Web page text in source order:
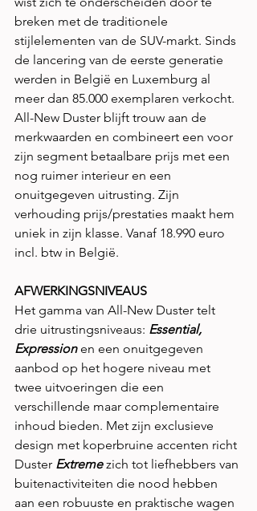
breken met de traditionele
stijlelementen van de SUV-markt. Sinds
de lancering van de eerste generatie
werden in België en Luxemburg al
meer dan 85.000 exemplaren verkocht.
All-New Duster blijft trouw aan de
merkwaarden en combineert een voor
zijn segment betaalbare prijs met een
nog ruimer interieur en een
onuitgegeven uitrusting. Zijn
verhouding prijs/prestaties maakt hem
uniek in zijn klasse. Vanaf 18.990 euro
incl. btw in België.
AFWERKINGSNIVEAUS
Het gamma van All-New Duster telt
drie uitrustingsniveaus: Essential,
Expression en een onuitgegeven
aanbod op het hogere niveau met
twee uitvoeringen die een
verschillende maar complementaire
inhoud bieden. Met zijn exclusieve
design met koperbruine accenten richt
Duster Extreme zich tot liefhebbers van
buitenactiviteiten die nood hebben
aan een robuuste en praktische wagen